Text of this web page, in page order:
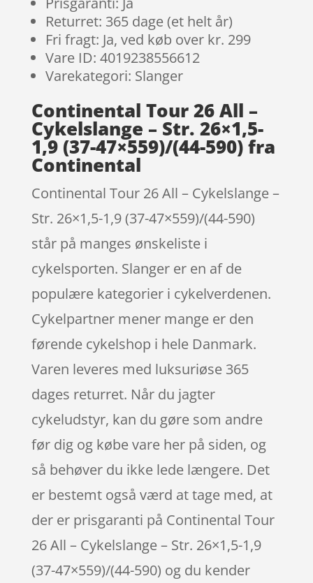
Returret: 365 dage (et helt år)
Fri fragt: Ja, ved køb over kr. 299
Vare ID: 4019238556612
Varekategori: Slanger
Continental Tour 26 All –
Cykelslange – Str. 26×1,5-
1,9 (37-47×559)/(44-590) fra
Continental
Continental Tour 26 All – Cykelslange –
Str. 26×1,5-1,9 (37-47×559)/(44-590)
står på manges ønskeliste i
cykelsporten. Slanger er en af de
populære kategorier i cykelverdenen.
Cykelpartner mener mange er den
førende cykelshop i hele Danmark.
Varen leveres med luksuriøse 365
dages returret. Når du jagter
cykeludstyr, kan du gøre som andre
før dig og købe vare her på siden, og
så behøver du ikke lede længere. Det
er bestemt også værd at tage med, at
der er prisgaranti på Continental Tour
26 All – Cykelslange – Str. 26×1,5-1,9
(37-47×559)/(44-590) og du kender